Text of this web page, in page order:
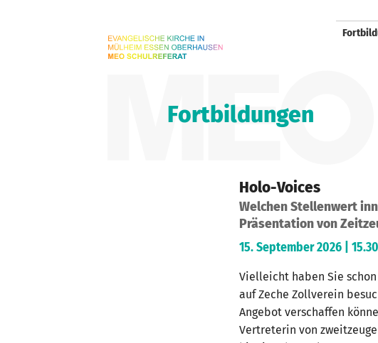
Fortbildungen
Holo-Voices
Welchen Stellenwert
Präsentation von
15. September 2026 |
Vielleicht haben Sie schon
auf Zeche Zollverein
Angebot verschaffen
Vertreterin von